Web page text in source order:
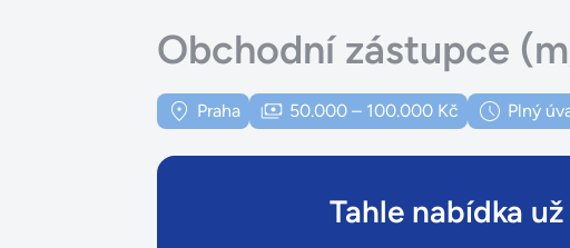
Obchodní zástupce
Praha 50.000 – 100.000 Kč Plný
Tahle nabídka